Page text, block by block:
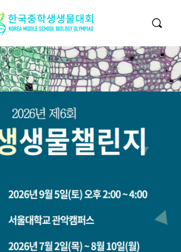
생물챌린지
Korea Biology Olympiad
대회 접수 안내